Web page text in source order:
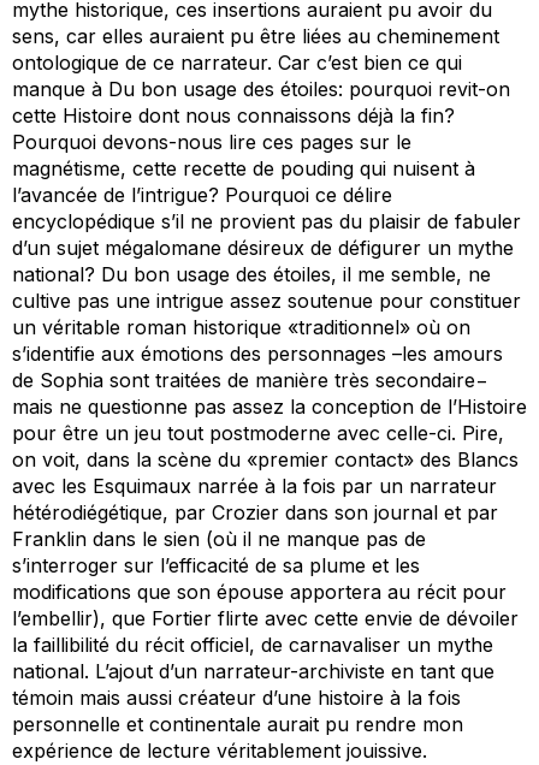
mythe historique, ces insertions auraient pu avoir du
sens, car elles auraient pu être liées au cheminement
ontologique de ce narrateur. Car c’est bien ce qui
manque à Du bon usage des étoiles: pourquoi revit-on
cette Histoire dont nous connaissons déjà la fin?
Pourquoi devons-nous lire ces pages sur le
magnétisme, cette recette de pouding qui nuisent à
l’avancée de l’intrigue? Pourquoi ce délire
encyclopédique s’il ne provient pas du plaisir de fabuler
d’un sujet mégalomane désireux de défigurer un mythe
national? Du bon usage des étoiles, il me semble, ne
cultive pas une intrigue assez soutenue pour constituer
un véritable roman historique «traditionnel» où on
s’identifie aux émotions des personnages –les amours
de Sophia sont traitées de manière très secondaire−
mais ne questionne pas assez la conception de l’Histoire
pour être un jeu tout postmoderne avec celle-ci. Pire,
on voit, dans la scène du «premier contact» des Blancs
avec les Esquimaux narrée à la fois par un narrateur
hétérodiégétique, par Crozier dans son journal et par
Franklin dans le sien (où il ne manque pas de
s’interroger sur l’efficacité de sa plume et les
modifications que son épouse apportera au récit pour
l’embellir), que Fortier flirte avec cette envie de dévoiler
la faillibilité du récit officiel, de carnavaliser un mythe
national. L’ajout d’un narrateur-archiviste en tant que
témoin mais aussi créateur d’une histoire à la fois
personnelle et continentale aurait pu rendre mon
expérience de lecture véritablement jouissive.